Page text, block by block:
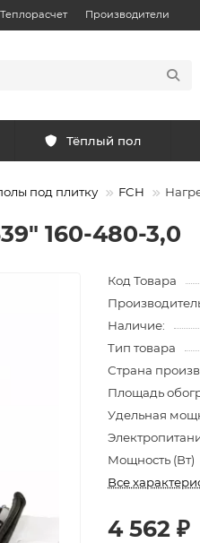
Теплорасчет Производители
Тёплый пол
под плитку FCH
160-480-3,0
Код Товара
Наличие:
Тип товара
Страна
Площадь
Удельная
Мощность (Вт)
Все
4 562 ₽